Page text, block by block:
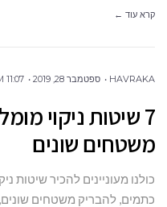
קרא עוד ←
HAVRAKA ספטמבר 28, 2019 11:07 AM
7 שיטות ניקוי
משטחים שונים
כולנו מעוניינים להכיר שיטות
כתמים, להבריק משטחים שונים,